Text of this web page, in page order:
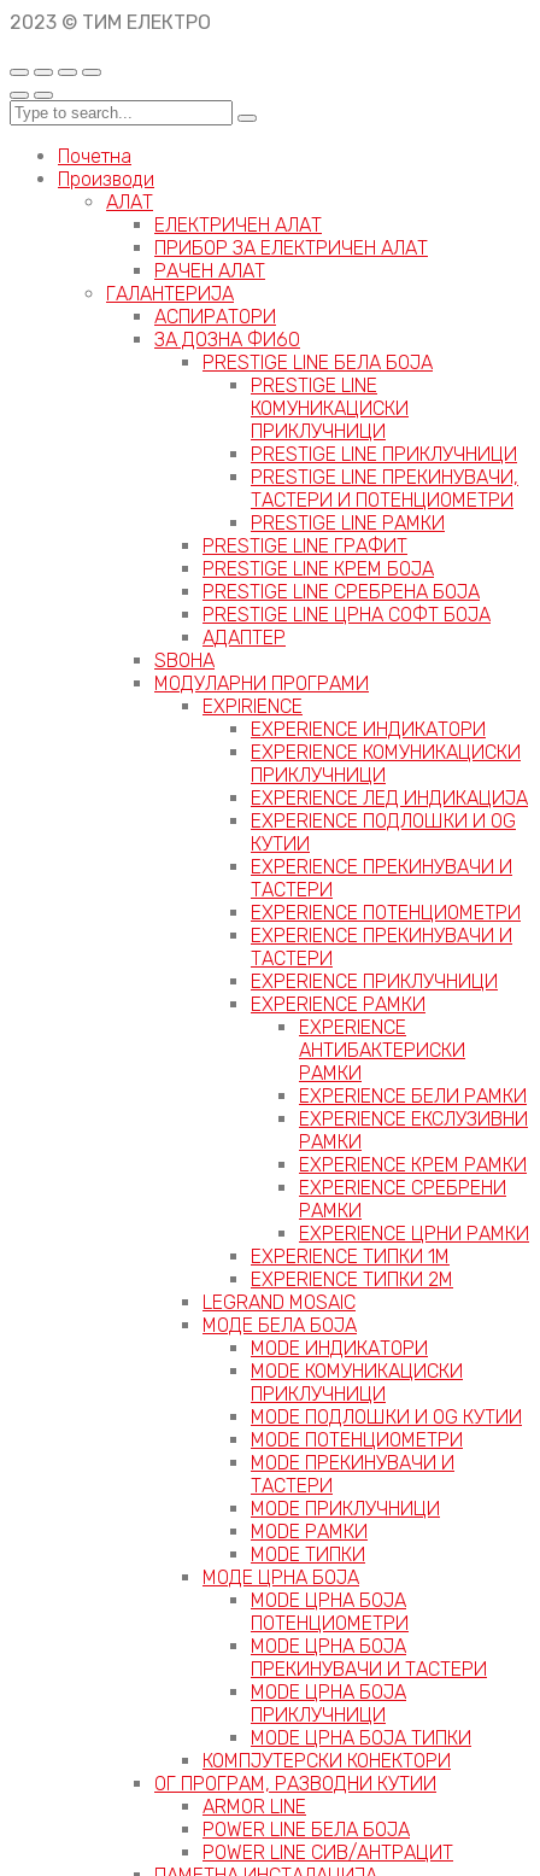
2023 © ТИМ ЕЛЕКТРО
Почетна
Производи
АЛАТ
ЕЛЕКТРИЧЕН АЛАТ
ПРИБОР ЗА ЕЛЕКТРИЧЕН АЛАТ
РАЧЕН АЛАТ
ГАЛАНТЕРИЈА
АСПИРАТОРИ
ЗА ДОЗНА ФИ60
PRESTIGE LINE БЕЛА БОЈА
PRESTIGE LINE
КОМУНИКАЦИСКИ
ПРИКЛУЧНИЦИ
PRESTIGE LINE ПРИКЛУЧНИЦИ
PRESTIGE LINE ПРЕКИНУВАЧИ,
ТАСТЕРИ И ПОТЕНЦИОМЕТРИ
PRESTIGE LINE РАМКИ
PRESTIGE LINE ГРАФИТ
PRESTIGE LINE КРЕМ БОЈА
PRESTIGE LINE СРЕБРЕНА БОЈА
PRESTIGE LINE ЦРНА СОФТ БОЈА
АДАПТЕР
ЅВОНА
МОДУЛАРНИ ПРОГРАМИ
EXPIRIENCE
EXPERIENCE ИНДИКАТОРИ
EXPERIENCE КОМУНИКАЦИСКИ
ПРИКЛУЧНИЦИ
EXPERIENCE ЛЕД ИНДИКАЦИЈА
EXPERIENCE ПОДЛОШКИ И OG
КУТИИ
EXPERIENCE ПРЕКИНУВАЧИ И
ТАСТЕРИ
EXPERIENCE ПОТЕНЦИОМЕТРИ
EXPERIENCE ПРЕКИНУВАЧИ И
ТАСТЕРИ
EXPERIENCE ПРИКЛУЧНИЦИ
EXPERIENCE РАМКИ
EXPERIENCE
АНТИБАКТЕРИСКИ
РАМКИ
EXPERIENCE БЕЛИ РАМКИ
EXPERIENCE ЕКСЛУЗИВНИ
РАМКИ
EXPERIENCE КРЕМ РАМКИ
EXPERIENCE СРЕБРЕНИ
РАМКИ
EXPERIENCE ЦРНИ РАМКИ
EXPERIENCE ТИПКИ 1M
EXPERIENCE ТИПКИ 2М
LEGRAND MOSAIC
МОДЕ БЕЛА БОЈА
MODE ИНДИКАТОРИ
MODE КОМУНИКАЦИСКИ
ПРИКЛУЧНИЦИ
MODE ПОДЛОШКИ И OG КУТИИ
MODE ПОТЕНЦИОМЕТРИ
MODE ПРEКИНУВАЧИ И
ТАСТЕРИ
MODE ПРИКЛУЧНИЦИ
MODE РАМКИ
MODE ТИПКИ
МОДЕ ЦРНА БОЈА
MODE ЦРНА БОЈА
ПОТЕНЦИОМЕТРИ
MODE ЦРНА БОЈА
ПРЕКИНУВАЧИ И ТАСТЕРИ
MODE ЦРНА БОЈА
ПРИКЛУЧНИЦИ
MODE ЦРНА БОЈА ТИПКИ
КОМПЈУТЕРСКИ КОНЕКТОРИ
ОГ ПРОГРАМ, РАЗВОДНИ КУТИИ
ARMOR LINE
POWER LINE БЕЛА БОЈА
POWER LINE СИВ/АНТРАЦИТ